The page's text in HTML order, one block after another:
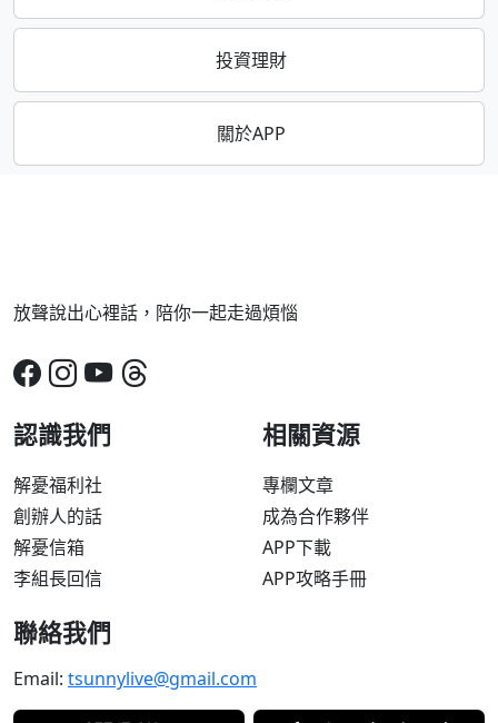
投資理財
關於APP
放聲說出心裡話，陪你一起走過煩惱
認識我們
解憂福利社
創辦人的話
解憂信箱
李組長回信
相關資源
專欄文章
成為合作夥伴
APP下載
APP攻略手冊
聯絡我們
Email: tsunnylive@gmail.com